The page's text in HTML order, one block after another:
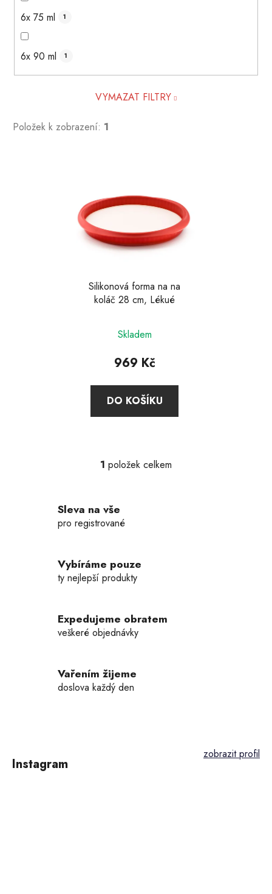
6x 75 ml 1
6x 90 ml 1
VYMAZAT FILTRY
Položek k zobrazení: 1
Silikonová forma na na
koláč 28 cm, Lékué
Skladem
969 Kč
DO KOŠÍKU
O
í
p
k
y
v
p
1 položek celkem
Sleva na vše
pro registrované
Vybíráme pouze
ty nejlepší produkty
Expedujeme obratem
veškeré objednávky
Vařením žijeme
doslova každý den
Instagram